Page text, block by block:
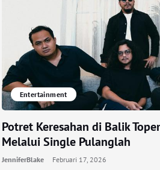
Entertainment
Potret Keresahan di Balik
Melalui Single Pulanglah
JenniferBlake Februari 17, 2026